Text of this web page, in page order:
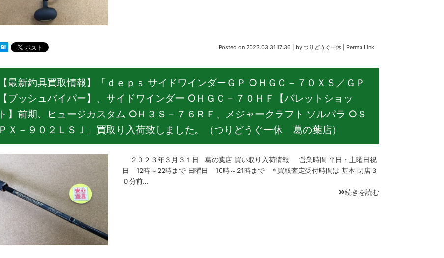
Posted on 2023.03.31 17:36 by つりどうぐ一休 Perma Link
【最新釣具買取情報】「ｄｅｐｓ サイドワインダーＧＰ ○ＨＧＣ－７０ＸＳ／ＧＰ
【ブッシュバイパー】、サイドワインダー ○ＨＧＣ－７０ＨＦ【バレットショッ
ト】前期、ヒュージカスタム ○Ｈ３Ｓ－７６ＲＦ、メジャークラフト ソルパラ ○Ｓ
ＰＸ－９０２ＬＳＪ」買取り入荷致しました。（つりどうぐ一休 葛の葉店）
２０２３年３月３１日 葛の葉店 買い取り入荷情報 営業時間 平日・土曜日祝
日 12時～22時まで 日曜日 10時～21時まで ＊買取査定受付時間は 基本 閉店３
０分前…
続きを読む